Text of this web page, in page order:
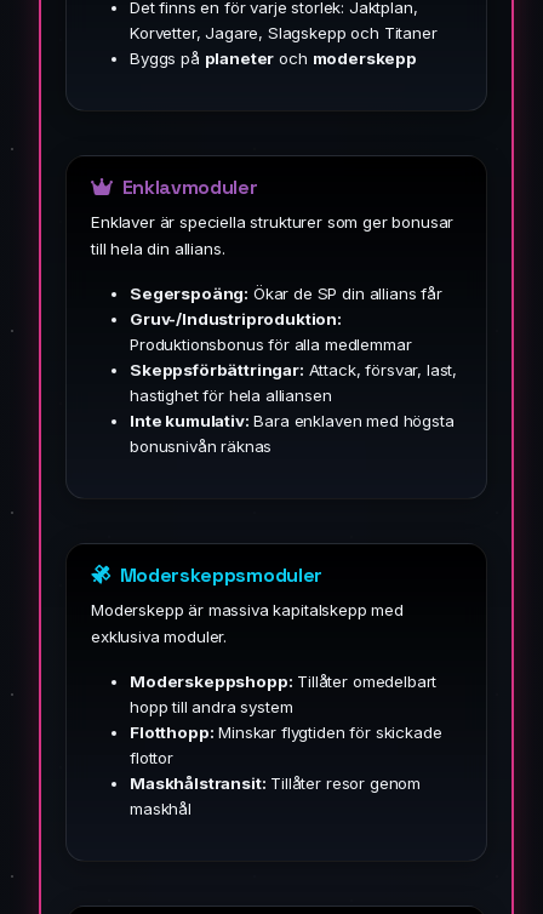
Det finns en för varje storlek: Jaktplan,
Korvetter, Jagare, Slagskepp och Titaner
Byggs på planeter och moderskepp
Enklavmoduler
Enklaver är speciella strukturer som ger bonusar
till hela din allians.
Segerspoäng: Ökar de SP din allians får
Gruv-/Industriproduktion:
Produktionsbonus för alla medlemmar
Skeppsförbättringar: Attack, försvar, last,
hastighet för hela alliansen
Inte kumulativ: Bara enklaven med högsta
bonusnivån räknas
Moderskeppsmoduler
Moderskepp är massiva kapitalskepp med
exklusiva moduler.
Moderskeppshopp: Tillåter omedelbart
hopp till andra system
Flotthopp: Minskar flygtiden för skickade
flottor
Maskhålstransit: Tillåter resor genom
maskhål